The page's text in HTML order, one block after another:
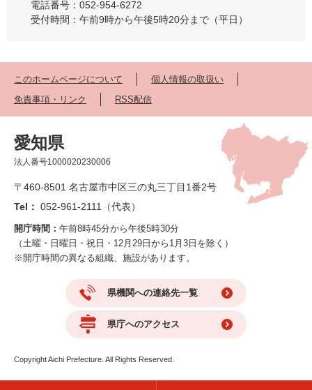
電話番号：052-954-6272
受付時間：午前9時から午後5時20分まで（平日）
このホームページについて
個人情報の取扱い
免責事項・リンク
RSS配信
愛知県
法人番号1000020230006
〒460-8501 名古屋市中区三の丸三丁目1番2号
Tel： 052-961-2111（代表）
開庁時間： 午前8時45分から午後5時30分
（土曜・日曜日・祝日・12月29日から1月3日を除く）
※開庁時間の異なる組織、施設があります。
県機関への連絡先一覧
県庁へのアクセス
Copyright Aichi Prefecture. All Rights Reserved.